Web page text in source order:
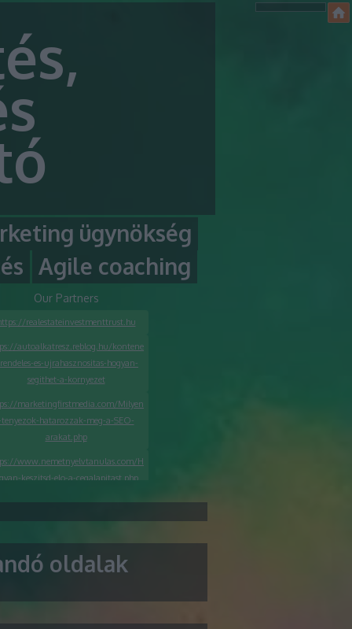
ügynökség
Agile coaching
Our Partners
realestateinvestmenttrust.hu
autoalkatresz.reblog.hu/kontene
es-ujrahasznositas-hogyan-
segithet-a-kornyezet
marketingfirstmedia.com/Milyen
-tenyezok-hatarozzak-meg-a-SEO-
arakat.php
www.nemetnyelvtanulas.com/H
keszitsd-elo-a-cegalapitast.php
seoagenturwien.org/melyek-a-
taplalekkiegeszitok-az-
seoagenturzurich.org/hogyan-
oldalak